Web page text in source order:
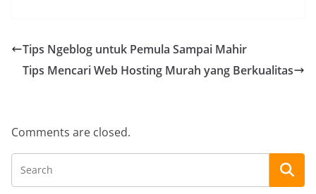
Tips Ngeblog untuk Pemula Sampai Mahir
Tips Mencari Web Hosting Murah yang Berkualitas
Comments are closed.